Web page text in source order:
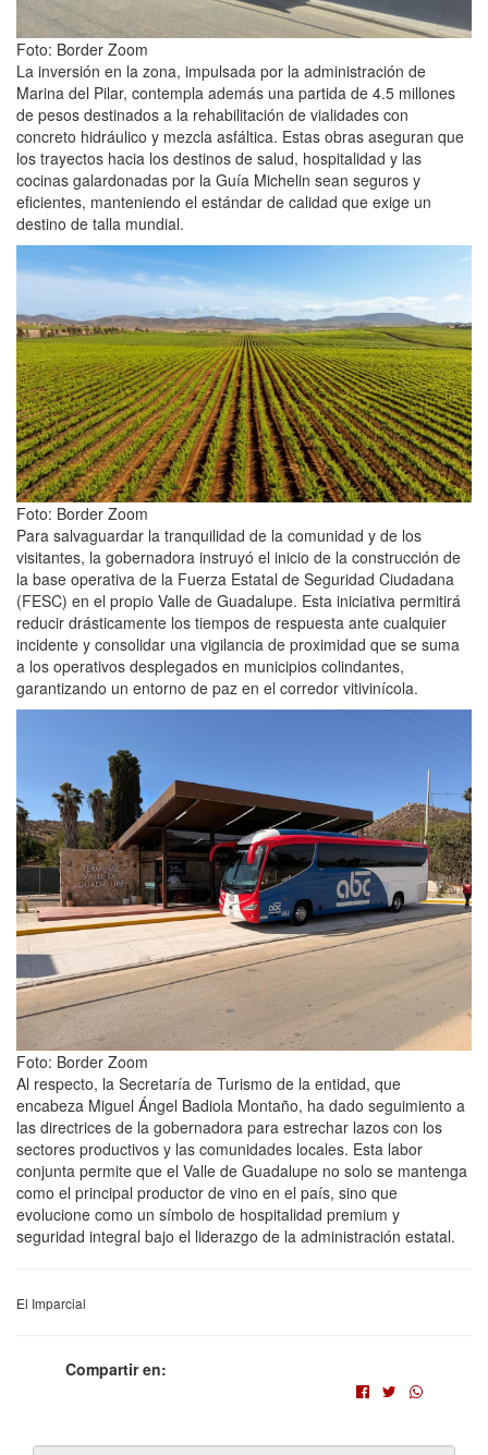
Foto: Border Zoom
La inversión en la zona, impulsada por la administración de
Marina del Pilar, contempla además una partida de 4.5 millones
de pesos destinados a la rehabilitación de vialidades con
concreto hidráulico y mezcla asfáltica. Estas obras aseguran que
los trayectos hacia los destinos de salud, hospitalidad y las
cocinas galardonadas por la Guía Michelin sean seguros y
eficientes, manteniendo el estándar de calidad que exige un
destino de talla mundial.
Foto: Border Zoom
Para salvaguardar la tranquilidad de la comunidad y de los
visitantes, la gobernadora instruyó el inicio de la construcción de
la base operativa de la Fuerza Estatal de Seguridad Ciudadana
(FESC) en el propio Valle de Guadalupe. Esta iniciativa permitirá
reducir drásticamente los tiempos de respuesta ante cualquier
incidente y consolidar una vigilancia de proximidad que se suma
a los operativos desplegados en municipios colindantes,
garantizando un entorno de paz en el corredor vitivinícola.
Foto: Border Zoom
Al respecto, la Secretaría de Turismo de la entidad, que
encabeza Miguel Ángel Badiola Montaño, ha dado seguimiento a
las directrices de la gobernadora para estrechar lazos con los
sectores productivos y las comunidades locales. Esta labor
conjunta permite que el Valle de Guadalupe no solo se mantenga
como el principal productor de vino en el país, sino que
evolucione como un símbolo de hospitalidad premium y
seguridad integral bajo el liderazgo de la administración estatal.
El Imparcial
Compartir en: